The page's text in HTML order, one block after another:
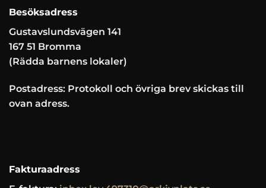
Besöksadress
Gustavslundsvägen 141
167 51 Bromma
(Rädda barnens lokaler)
Postadress: Protokoll och övriga brev skickas till
ovan adress.
Fakturaadress